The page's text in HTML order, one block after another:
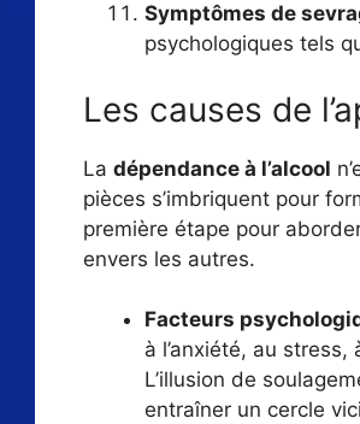
Symptômes de
psychologiques tels
Les causes de
La dépendance à l’alcool
pièces s’imbriquent pour
première étape pour
envers les autres.
Facteurs
à l’anxiété, au
L’illusion de
entraîner un cercle